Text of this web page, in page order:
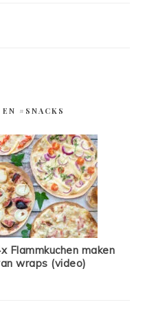
#SNACKS
Flammkuchen maken
wraps (video)